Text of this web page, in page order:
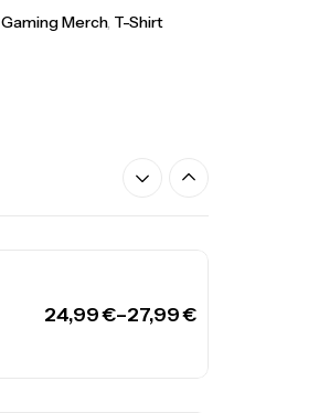
Gaming Merch, T-Shirt
24,99€–27,99€